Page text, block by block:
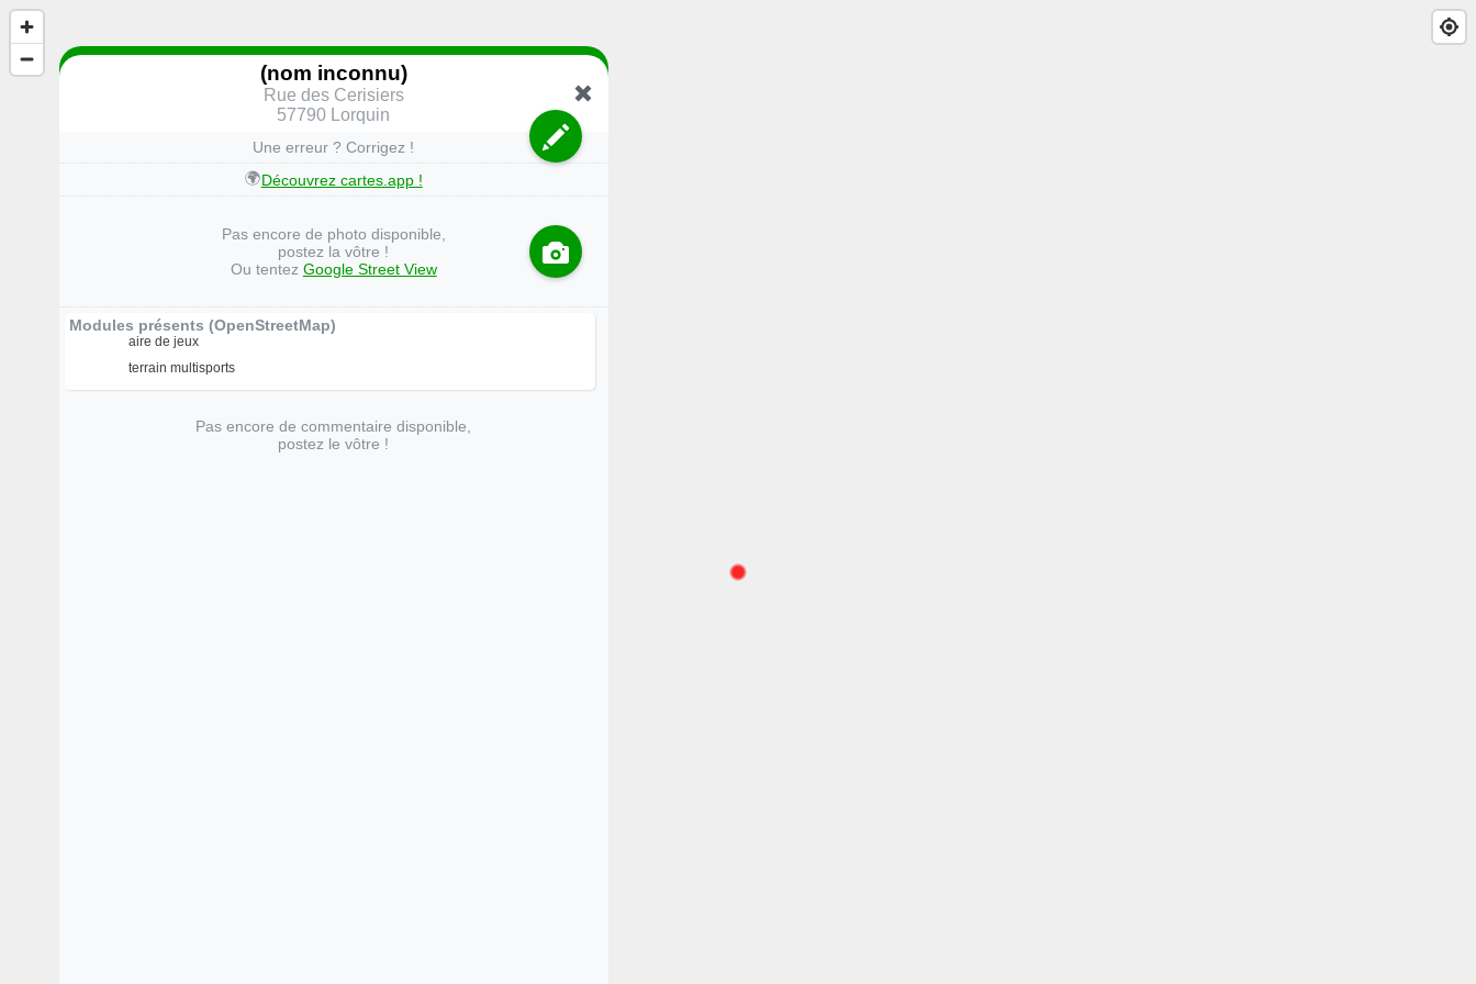
(nom inconnu)
Rue des Cerisiers
57790 Lorquin
Une erreur ? Corrigez !
🌍Découvrez cartes.app !
Pas encore de photo disponible,
postez la vôtre !
Ou tentez Google Street View
Modules présents (OpenStreetMap)
aire de jeux
terrain multisports
Pas encore de commentaire disponible,
postez le vôtre !